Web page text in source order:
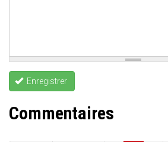
Enregistrer
Commentaires